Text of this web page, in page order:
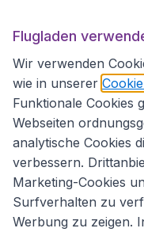
Folgen Sie uns:
Flugladen
Wir verwenden
wie in unserer
Funktionale Cookies
Webseiten
analytische Cookies
verbessern.
Marketing-Cookies
Surfverhalten zu
Werbung zu zeigen.